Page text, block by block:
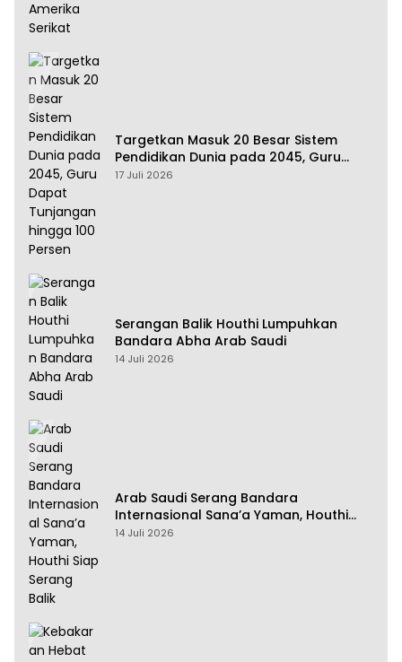
Targetkan Masuk 20 Besar Sistem
Pendidikan Dunia pada 2045, Guru
Dapat Tunjangan hingga 100 Persen
17 Juli 2026
Serangan Balik Houthi Lumpuhkan
Bandara Abha Arab Saudi
14 Juli 2026
Arab Saudi Serang Bandara
Internasional Sana’a Yaman, Houthi
Siap Serang Balik
14 Juli 2026